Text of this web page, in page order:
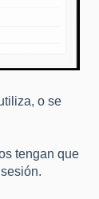
o se
tengan que